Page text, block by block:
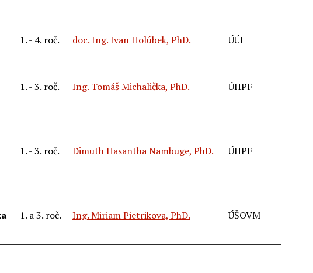
1. - 4. roč. doc. Ing. Ivan Holúbek, PhD. ÚÚI
1. - 3. roč. Ing. Tomáš Michalička, PhD. ÚHPF
1. - 3. roč. Dimuth Hasantha Nambuge, PhD. ÚHPF
1. a 3. roč. Ing. Miriam Pietrikova, PhD. ÚŠOVM